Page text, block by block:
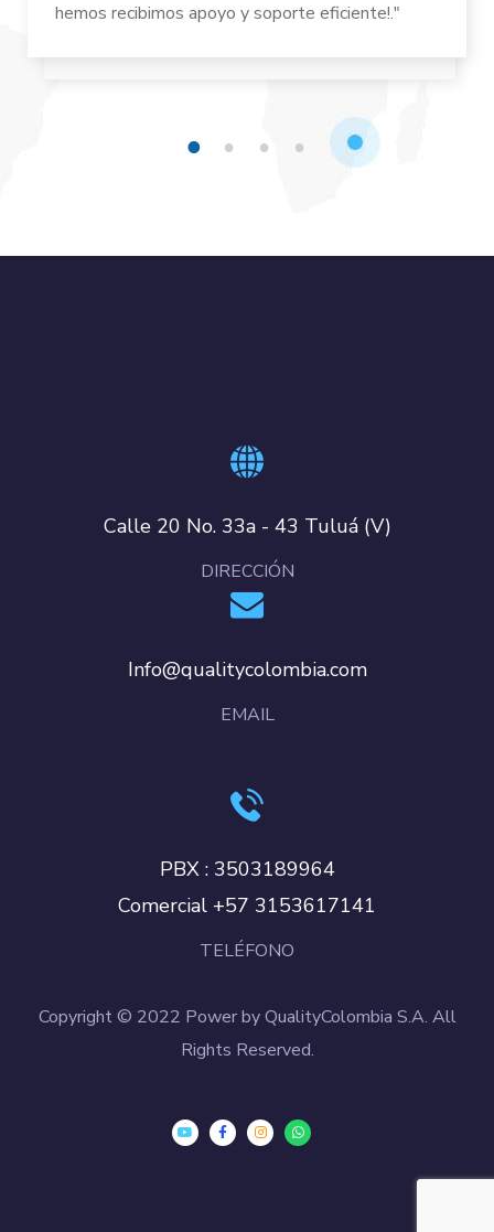
hemos recibimos apoyo y soporte eficiente!."
1 2 3 4
Calle 20 No. 33a - 43 Tuluá (V)
DIRECCIÓN
Info@qualitycolombia.com
EMAIL
PBX : 3503189964
Comercial +57 3153617141
TELÉFONO
Copyright © 2022 Power by QualityColombia S.A. All
Rights Reserved.